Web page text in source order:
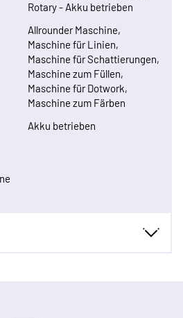
Rotary - Akku betrieben
Allrounder Maschine,
Maschine für Linien,
Maschine für Schattierungen,
Maschine zum Füllen,
Maschine für Dotwork,
Maschine zum Färben
Akku betrieben